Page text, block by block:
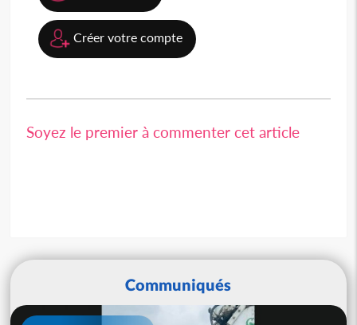
Créer votre compte
Soyez le premier à commenter cet article
Communiqués